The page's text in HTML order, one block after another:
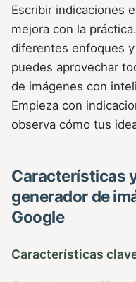
Escribir indicaciones
mejora con la
diferentes enfoques
puedes aprovechar
de imágenes con
Empieza con
observa cómo tus
Características
generador de
Google
Características